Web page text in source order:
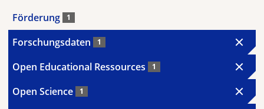
Förderung 1
Forschungsdaten 1
Open Educational Ressources 1
Open Science 1